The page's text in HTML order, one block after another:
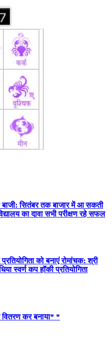
बाजी: सितंबर तक बाजार में आ सकती
का दावा सभी परीक्षण रहे सफल
को बनाएं रोमांचक: श्री
स्वर्ण कप हॉकी प्रतियोगिता
वितरण कर बनाया* *